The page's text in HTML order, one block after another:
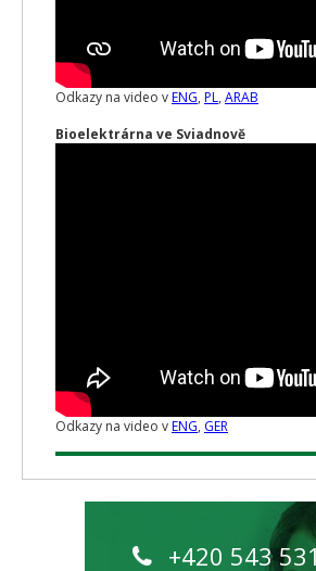
Odkazy na video vENG, PL, ARAB
Bioelektrárna ve Sviadnově
Odkazy na video vENG, GER
+420 543